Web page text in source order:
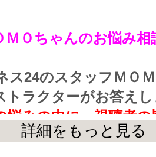
ＭＯちゃんのお悩み相
ス24のスタッフＭＯ
トラクターがお答え
悩みの中に、視聴者
詳細をもっと見る